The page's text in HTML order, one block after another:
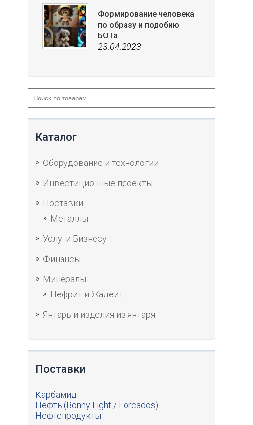
Формирование человека
по образу и подобию
БОТа
23.04.2023
Каталог
Оборудование и технологии
Инвестиционные проекты
Поставки
Металлы
Услуги Бизнесу
Финансы
Минералы
Нефрит и Жадеит
Янтарь и изделия из янтаря
Поставки
Карбамид
Нефть (Bonny Light / Forcados)
Нефтепродукты